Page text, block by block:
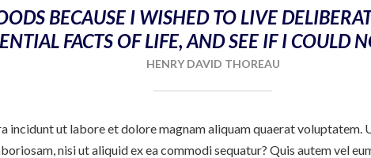
BECAUSE I WISHED TO LIVE
FACTS OF LIFE, AND SEE IF I COULD
HENRY DAVID THOREAU
incidunt ut labore et dolore magnam aliquam quaerat voluptatem.
nisi ut aliquid ex ea commodi sequatur? Quis autem vel